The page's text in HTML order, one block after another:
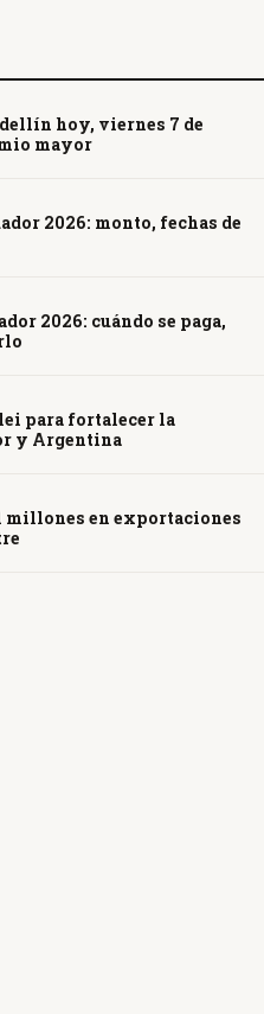
hoy, viernes 7 de
mayor
2026: monto, fechas de
2026: cuándo se paga,
para fortalecer la
y Argentina
millones en exportaciones